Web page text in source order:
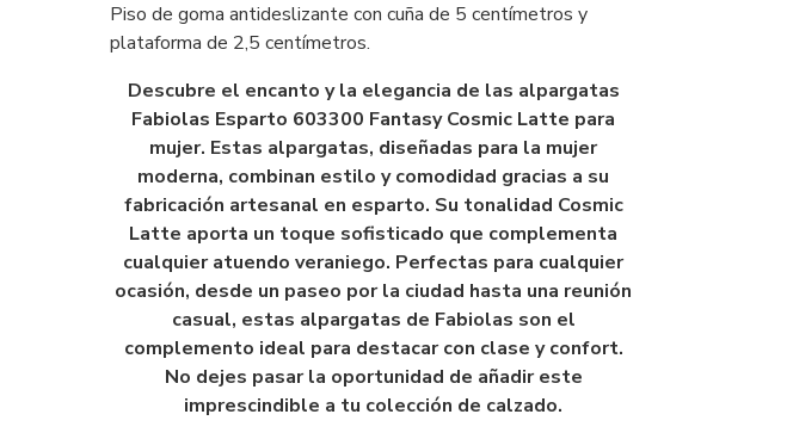
Piso de goma antideslizante con cuña de 5 centímetros y
plataforma de 2,5 centímetros.
Descubre el encanto y la elegancia de las alpargatas
Fabiolas Esparto 603300 Fantasy Cosmic Latte para
mujer. Estas alpargatas, diseñadas para la mujer
moderna, combinan estilo y comodidad gracias a su
fabricación artesanal en esparto. Su tonalidad Cosmic
Latte aporta un toque sofisticado que complementa
cualquier atuendo veraniego. Perfectas para cualquier
ocasión, desde un paseo por la ciudad hasta una reunión
casual, estas alpargatas de Fabiolas son el
complemento ideal para destacar con clase y confort.
No dejes pasar la oportunidad de añadir este
imprescindible a tu colección de calzado.